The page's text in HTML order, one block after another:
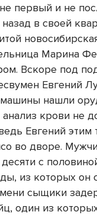
первый и не
в своей
Марина
Вскоре под
Евгений
нашли
крови не
Евгений этим
во дворе.
с
из которых он
сыщики
один из